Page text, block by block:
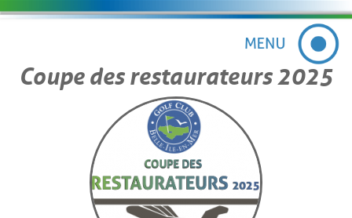
Coupe des restaurateurs 2025